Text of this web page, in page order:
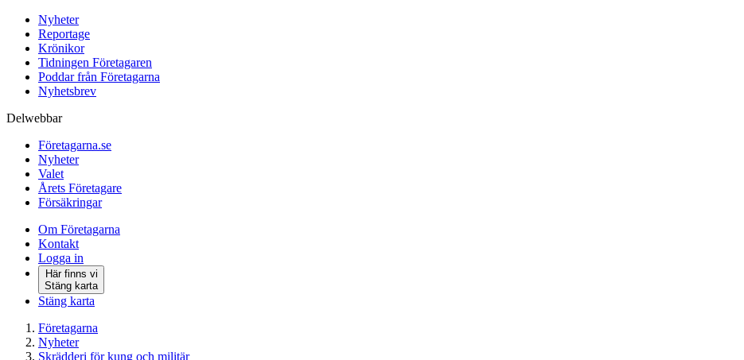
Nyheter
Reportage
Krönikor
Tidningen Företagaren
Poddar från Företagarna
Nyhetsbrev
Delwebbar
Företagarna.se
Nyheter
Valet
Årets Företagare
Försäkringar
Om Företagarna
Kontakt
Logga in
Här finns vi
Stäng karta
Stäng karta
Företagarna
Nyheter
Skrädderi för kung och militär